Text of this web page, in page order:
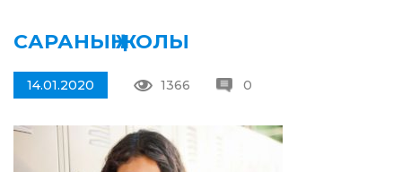
САРАНЫҢ ЖОЛЫ
14.01.2020 1366 0